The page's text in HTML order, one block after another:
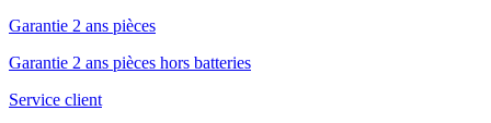
Garantie 2 ans pièces
Garantie 2 ans pièces hors batteries
Service client